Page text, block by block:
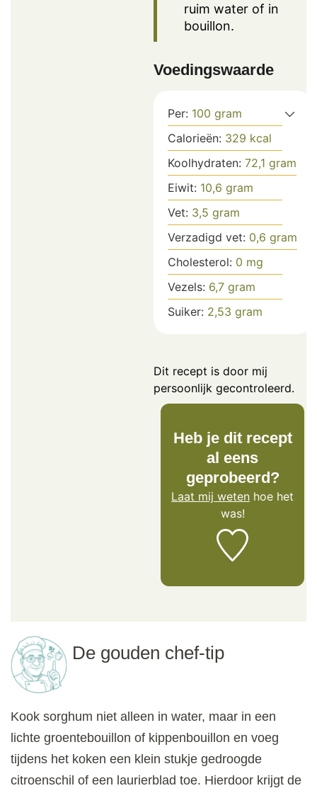
ruim water of in
bouillon.
Voedingswaarde
Per: 100 gram
Calorieën: 329 kcal
Koolhydraten: 72,1 gram
Eiwit: 10,6 gram
Vet: 3,5 gram
Verzadigd vet: 0,6 gram
Cholesterol: 0 mg
Vezels: 6,7 gram
Suiker: 2,53 gram
Dit recept is door mij
persoonlijk gecontroleerd.
Heb je dit recept
al eens
geprobeerd?
Laat mij weten hoe het
was!
De gouden chef-tip
Kook sorghum niet alleen in water, maar in een
lichte groentebouillon of kippenbouillon en voeg
tijdens het koken een klein stukje gedroogde
citroenschil of een laurierblad toe. Hierdoor krijgt de